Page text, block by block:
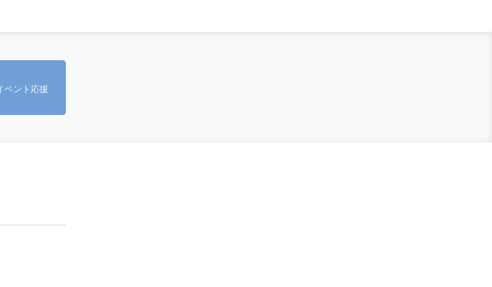
ベント応援